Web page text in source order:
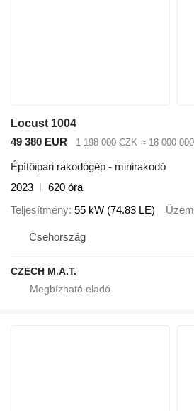
Locust 1004
49 380 EUR
1 198 000 CZK ≈ 18 000
Építőipari rakodógép - minirakodó
2023
620 óra
Teljesítmény 55 kW (74.83 LE)
Csehország
CZECH M.A.T.